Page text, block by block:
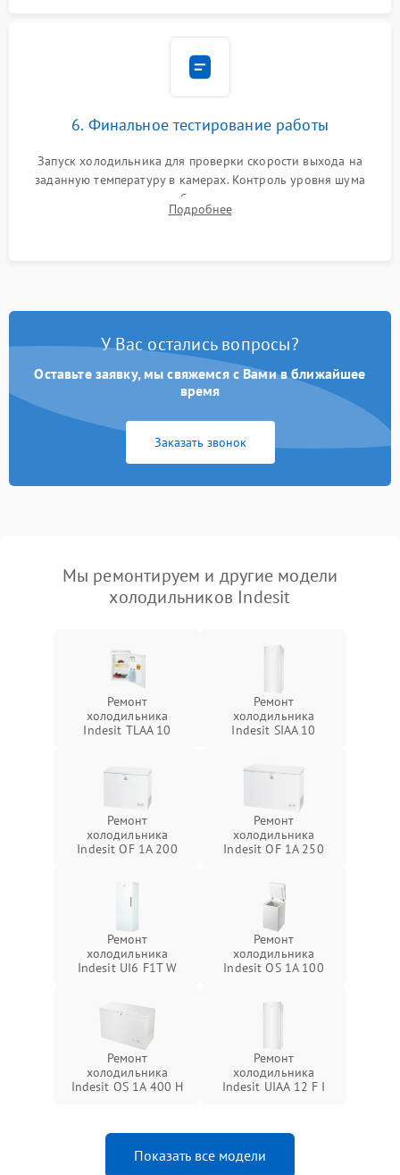
6. Финальное тестирование работы
Запуск холодильника для проверки скорости выхода на
заданную температуру в камерах. Контроль уровня шума
компрессора, отсутствия обмерзания стенок и корректного
срабатывания системы автоматической оттайки.
Подробнее
У Вас остались вопросы?
Оставьте заявку, мы свяжемся с Вами в ближайшее
время
Заказать звонок
Мы ремонтируем и другие модели
холодильников Indesit
Ремонт
холодильника
Indesit TLAA 10
Ремонт
холодильника
Indesit SIAA 10
Ремонт
холодильника
Indesit OF 1A 200
Ремонт
холодильника
Indesit OF 1A 250
Ремонт
холодильника
Indesit UI6 F1T W
Ремонт
холодильника
Indesit OS 1A 100
Ремонт
холодильника
Indesit OS 1A 400 H
Ремонт
холодильника
Indesit UIAA 12 F I
Показать все модели